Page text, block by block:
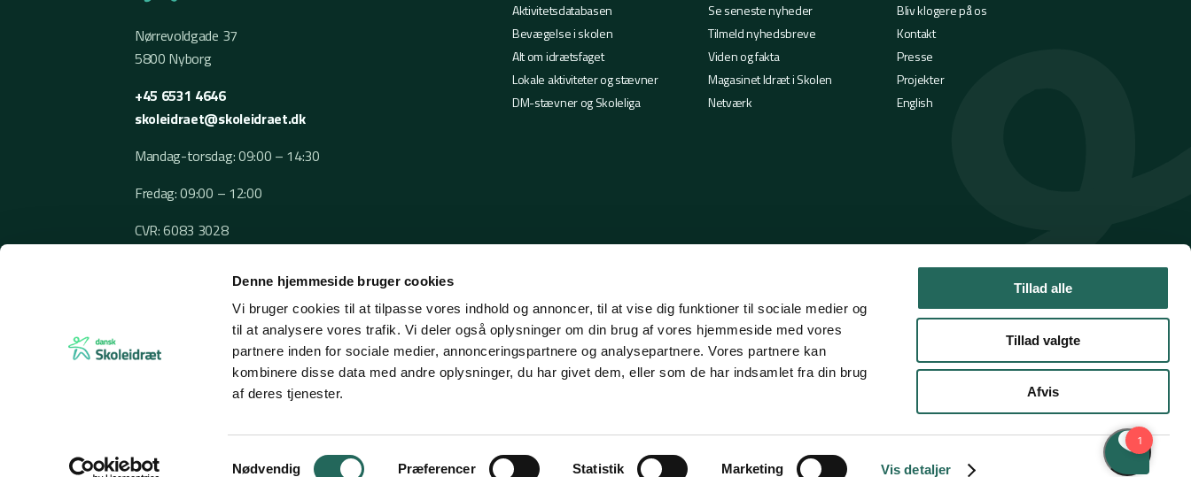
Denne hjemmeside bruger cookies
Vi bruger cookies til at tilpasse vores indhold og annoncer, til at vise dig funktioner til sociale medier og
til at analysere vores trafik. Vi deler også oplysninger om din brug af vores hjemmeside med vores
partnere inden for sociale medier, annonceringspartnere og analysepartnere. Vores partnere kan
kombinere disse data med andre oplysninger, du har givet dem, eller som de har indsamlet fra din brug
af deres tjenester.
Samtykkevalg
Nødvendig Præferencer Statistik Marketing Vis detaljer
Tillad alle
Tillad valgte
Afvis
Nørrevoldgade 37
5800 Nyborg
+45 6531 4646
skoleidraet@skoleidraet.dk
Mandag-torsdag: 09:00 – 14:30
Fredag: 09:00 – 12:00
CVR: 6083 3028
Aktivitetsdatabasen
Bevægelse i skolen
Alt om idrætsfaget
Lokale aktiviteter og stævner
DM-stævner og Skoleliga
Se seneste nyheder
Tilmeld nyhedsbreve
Viden og fakta
Magasinet Idræt i Skolen
Netværk
Bliv klogere på os
Kontakt
Presse
Projekter
English